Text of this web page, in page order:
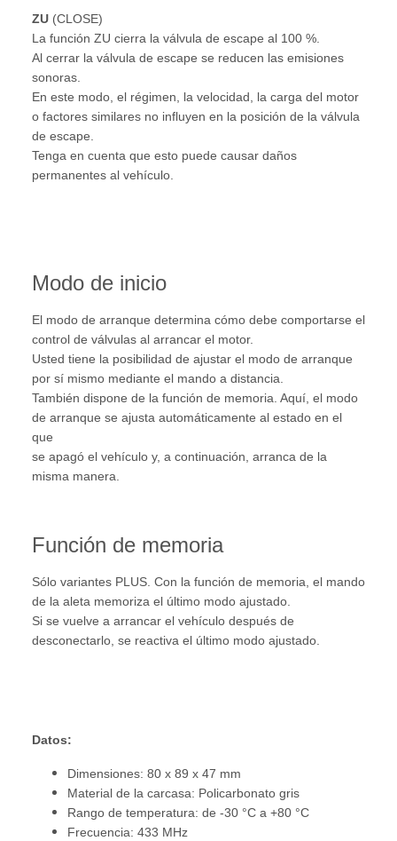
ZU (CLOSE)
La función ZU cierra la válvula de escape al 100 %.
Al cerrar la válvula de escape se reducen las emisiones
sonoras.
En este modo, el régimen, la velocidad, la carga del motor
o factores similares no influyen en la posición de la válvula
de escape.
Tenga en cuenta que esto puede causar daños
permanentes al vehículo.
Modo de inicio
El modo de arranque determina cómo debe comportarse el
control de válvulas al arrancar el motor.
Usted tiene la posibilidad de ajustar el modo de arranque
por sí mismo mediante el mando a distancia.
También dispone de la función de memoria. Aquí, el modo
de arranque se ajusta automáticamente al estado en el
que
se apagó el vehículo y, a continuación, arranca de la
misma manera.
Función de memoria
Sólo variantes PLUS. Con la función de memoria, el mando
de la aleta memoriza el último modo ajustado.
Si se vuelve a arrancar el vehículo después de
desconectarlo, se reactiva el último modo ajustado.
Datos:
Dimensiones: 80 x 89 x 47 mm
Material de la carcasa: Policarbonato gris
Rango de temperatura: de -30 °C a +80 °C
Frecuencia: 433 MHz